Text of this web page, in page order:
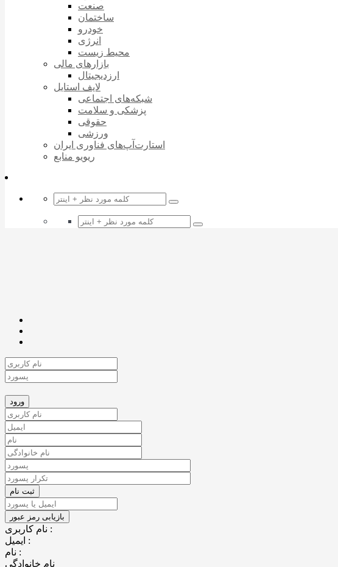
صنعت
ساختمان
خودرو
انرژی
محیط زیست
بازارهای مالی
ارزدیجیتال
لایف استایل
شبکه‌های اجتماعی
پزشکی و سلامت
حقوقی
ورزشی
استارت‌آپ‌های فناوری ایران
ریویو منابع
نام کاربری :
ایمیل :
نام :
نام خانوادگی